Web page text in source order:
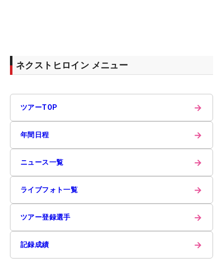
ネクストヒロイン メニュー
ツアーTOP →
年間日程 →
ニュース一覧 →
ライブフォト一覧 →
ツアー登録選手 →
記録成績 →